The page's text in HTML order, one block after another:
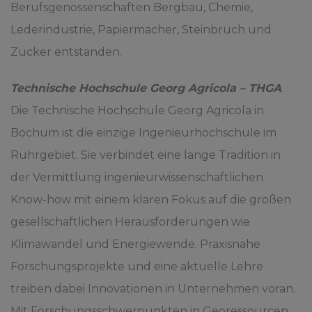
Berufsgenossenschaften Bergbau, Chemie,
Lederindustrie, Papiermacher, Steinbruch und
Zucker entstanden.
Technische Hochschule Georg Agricola – THGA
Die Technische Hochschule Georg Agricola in
Bochum ist die einzige Ingenieurhochschule im
Ruhrgebiet. Sie verbindet eine lange Tradition in
der Vermittlung ingenieurwissenschaftlichen
Know-how mit einem klaren Fokus auf die großen
gesellschaftlichen Herausforderungen wie
Klimawandel und Energiewende. Praxisnahe
Forschungsprojekte und eine aktuelle Lehre
treiben dabei Innovationen in Unternehmen voran.